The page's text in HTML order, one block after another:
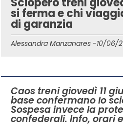
si ferma e chi
di garanzia
Alessandra Manzanares -10/06/
Caos treni giovedì 11
base confermano lo
Sospesa invece la
confederali. Info, orari